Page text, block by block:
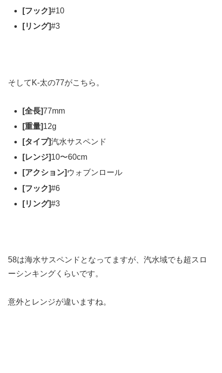
[フック]#10
[リング]#3
そしてK-太の77がこちら。
[全長]77mm
[重量]12g
[タイプ]汽水サスペンド
[レンジ]10〜60cm
[アクション] ウォブンロール
[フック]#6
[リング]#3
58は海水サスペンドとなってますが、汽水域でも超スロ
ーシンキングくらいです。
意外とレンジが違いますね。